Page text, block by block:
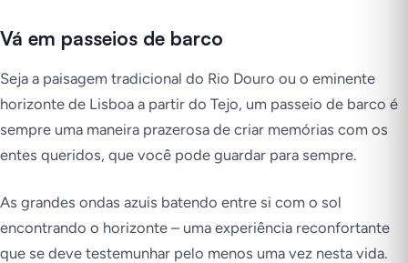
Vá em passeios de barco
Seja a paisagem tradicional do Rio Douro ou o eminente
horizonte de Lisboa a partir do Tejo, um passeio de barco é
sempre uma maneira prazerosa de criar memórias com os
entes queridos, que você pode guardar para sempre.
As grandes ondas azuis batendo entre si com o sol
encontrando o horizonte – uma experiência reconfortante
que se deve testemunhar pelo menos uma vez nesta vida.